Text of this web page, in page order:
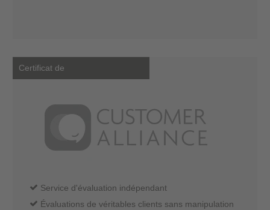
Certificat de
Service d'évaluation indépendant
Évaluations de véritables clients sans manipulation